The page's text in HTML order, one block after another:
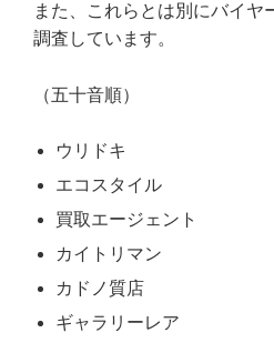
また、これらとは別にバイヤ
調査しています。
（五十音順）
ウリドキ
エコスタイル
買取エージェント
カイトリマン
カドノ質店
ギャラリーレア